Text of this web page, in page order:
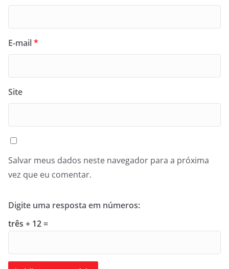
E-mail*
Site
Salvar meus dados neste navegador para a próxima
vez que eu comentar.
Digite uma resposta em números:
três + 12 =